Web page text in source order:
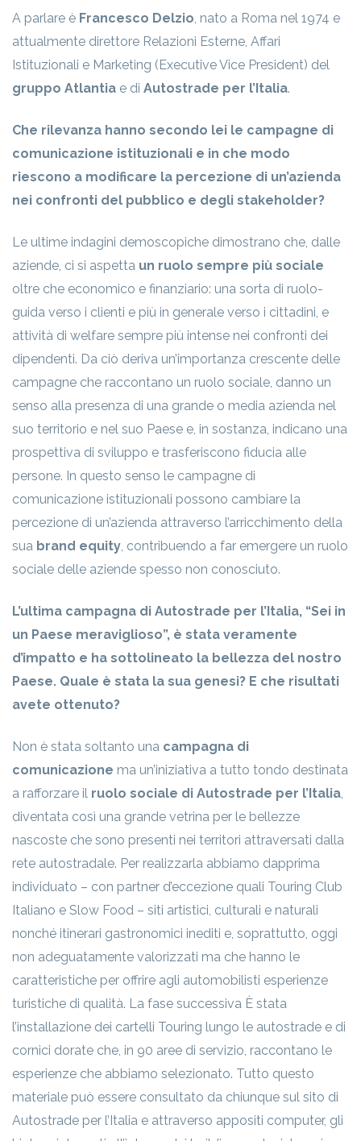
A parlare è Francesco Delzio, nato a Roma nel 1974 e
attualmente direttore Relazioni Esterne, Affari
Istituzionali e Marketing (Executive Vice President) del
gruppo Atlantia e di Autostrade per l’Italia.
Che rilevanza hanno secondo lei le campagne di
comunicazione istituzionali e in che modo
riescono a modificare la percezione di un’azienda
nei confronti del pubblico e degli stakeholder?
Le ultime indagini demoscopiche dimostrano che, dalle
aziende, ci si aspetta un ruolo sempre più sociale
oltre che economico e finanziario: una sorta di ruolo-
guida verso i clienti e più in generale verso i cittadini, e
attività di welfare sempre più intense nei confronti dei
dipendenti. Da ciò deriva un’importanza crescente delle
campagne che raccontano un ruolo sociale, danno un
senso alla presenza di una grande o media azienda nel
suo territorio e nel suo Paese e, in sostanza, indicano una
prospettiva di sviluppo e trasferiscono fiducia alle
persone. In questo senso le campagne di
comunicazione istituzionali possono cambiare la
percezione di un’azienda attraverso l’arricchimento della
sua brand equity, contribuendo a far emergere un ruolo
sociale delle aziende spesso non conosciuto.
L’ultima campagna di Autostrade per l’Italia, “Sei in
un Paese meraviglioso”, è stata veramente
d’impatto e ha sottolineato la bellezza del nostro
Paese. Quale è stata la sua genesi? E che risultati
avete ottenuto?
Non è stata soltanto una campagna di
comunicazione ma un’iniziativa a tutto tondo destinata
a rafforzare il ruolo sociale di Autostrade per l’Italia,
diventata così una grande vetrina per le bellezze
nascoste che sono presenti nei territori attraversati dalla
rete autostradale. Per realizzarla abbiamo dapprima
individuato – con partner d’eccezione quali Touring Club
Italiano e Slow Food – siti artistici, culturali e naturali
nonché itinerari gastronomici inediti e, soprattutto, oggi
non adeguatamente valorizzati ma che hanno le
caratteristiche per offrire agli automobilisti esperienze
turistiche di qualità. La fase successiva È stata
l’installazione dei cartelli Touring lungo le autostrade e di
cornici dorate che, in 90 aree di servizio, raccontano le
esperienze che abbiamo selezionato. Tutto questo
materiale può essere consultato da chiunque sul sito di
Autostrade per l’Italia e attraverso appositi computer, gli